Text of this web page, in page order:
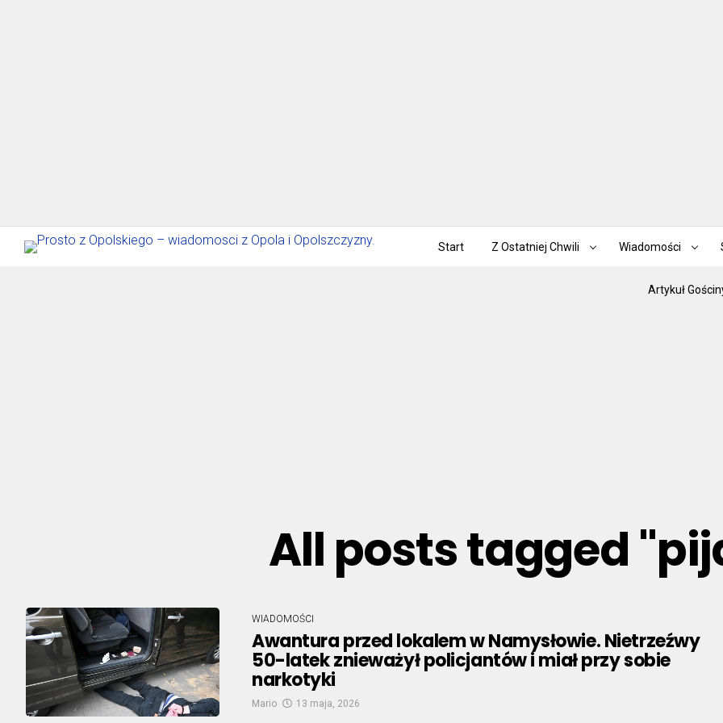
Start Z Ostatniej Chwili Wiadomości
Artykuł
All posts tagged
WIADOMOŚCI
Awantura przed lokalem w Namysłowie. Nietrzeźwy
50-latek znieważył policjantów i miał przy sobie
narkotyki
Mario 13 maja, 2026